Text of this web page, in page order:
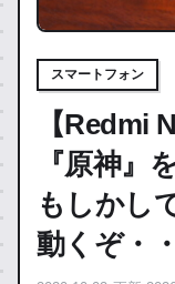
スマートフォン
【Redmi
『原神』
もしかし
動くぞ・